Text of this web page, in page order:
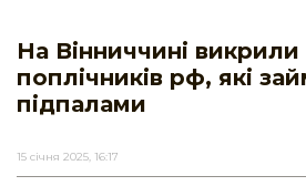
На Вінниччині
поплічників рф, які
підпалами
15 січня 2025, 16:17